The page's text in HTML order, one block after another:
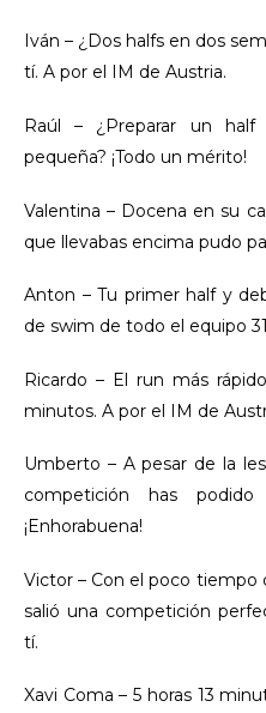
Iván – ¿Dos halfs en dos
tí. A por el IM de Austria.
Raúl – ¿Preparar un
pequeña? ¡Todo un mérito!
Valentina – Docena en su
que llevabas encima pudo
Anton – Tu primer half y
de swim de todo el equipo
Ricardo – El run más
minutos. A por el IM de
Umberto – A pesar de la
competición has
¡Enhorabuena!
Victor – Con el poco tiempo
salió una competición
tí.
Xavi Coma – 5 horas 13